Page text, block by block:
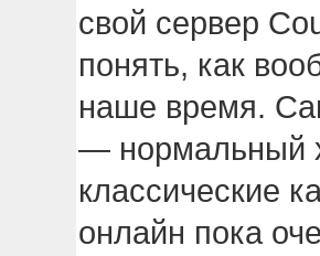
свой сервер
понять, как
наше время.
— нормальный
классические
онлайн пока